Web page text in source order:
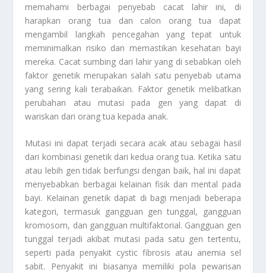
memahami berbagai penyebab cacat lahir ini, di
harapkan orang tua dan calon orang tua dapat
mengambil langkah pencegahan yang tepat untuk
meminimalkan risiko dan memastikan kesehatan bayi
mereka. Cacat sumbing dari lahir yang di sebabkan oleh
faktor genetik merupakan salah satu penyebab utama
yang sering kali terabaikan. Faktor genetik melibatkan
perubahan atau mutasi pada gen yang dapat di
wariskan dari orang tua kepada anak.
Mutasi ini dapat terjadi secara acak atau sebagai hasil
dari kombinasi genetik dari kedua orang tua. Ketika satu
atau lebih gen tidak berfungsi dengan baik, hal ini dapat
menyebabkan berbagai kelainan fisik dan mental pada
bayi. Kelainan genetik dapat di bagi menjadi beberapa
kategori, termasuk gangguan gen tunggal, gangguan
kromosom, dan gangguan multifaktorial. Gangguan gen
tunggal terjadi akibat mutasi pada satu gen tertentu,
seperti pada penyakit cystic fibrosis atau anemia sel
sabit. Penyakit ini biasanya memiliki pola pewarisan